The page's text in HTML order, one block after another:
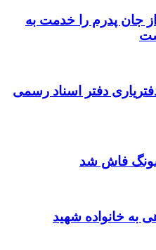
جان پدرم را خدمت به
دفتر اسناد رسمی
فاش شد
به خانواده شهید